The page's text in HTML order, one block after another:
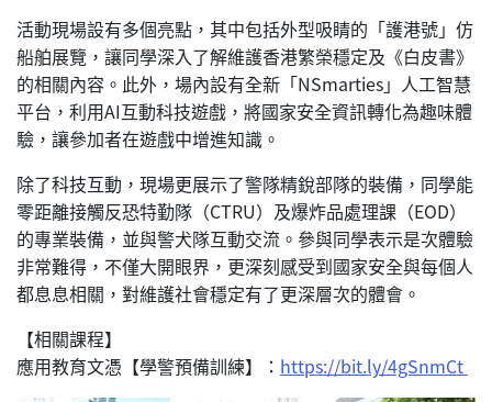
活動現場設有多個亮點，其中包括外型吸睛的「護港號」仿
船舶展覽，讓同學深入了解維護香港繁榮穩定及《白皮書》
的相關內容。此外，場內設有全新「NSmarties」人工智慧
平台，利用AI互動科技遊戲，將國家安全資訊轉化為趣味體
驗，讓參加者在遊戲中增進知識。
除了科技互動，現場更展示了警隊精銳部隊的裝備，同學能
零距離接觸反恐特勤隊（CTRU）及爆炸品處理課（EOD）
的專業裝備，並與警犬隊互動交流。參與同學表示是次體驗
非常難得，不僅大開眼界，更深刻感受到國家安全與每個人
都息息相關，對維護社會穩定有了更深層次的體會。
【相關課程】
應用教育文憑【學警預備訓練】： https://bit.ly/4gSnmCt